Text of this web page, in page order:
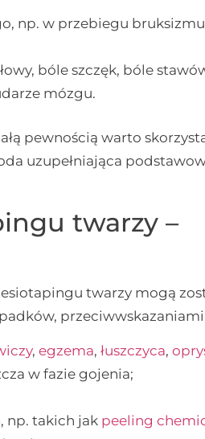
np. w przebiegu
bóle szczęk, bóle
mózgu.
pewnością warto
uzupełniająca
twarzy –
twarzy mogą
, egzema, łuszczyca,
w fazie gojenia;
np. takich jak peeling